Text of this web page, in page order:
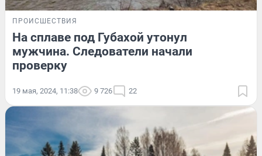
ПРОИСШЕСТВИЯ
На сплаве под Губахой утонул
мужчина. Следователи начали
проверку
19 мая, 2024, 11:38 9 726 22